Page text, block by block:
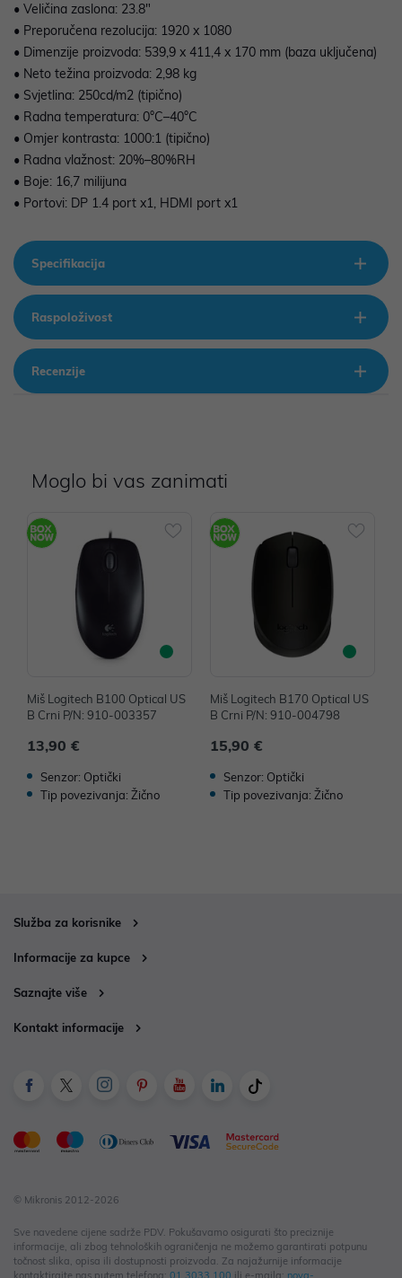
• Veličina zaslona: 23.8"
• Preporučena rezolucija: 1920 x 1080
• Dimenzije proizvoda: 539,9 x 411,4 x 170 mm (baza uključena)
• Neto težina proizvoda: 2,98 kg
• Svjetlina: 250cd/m2 (tipično)
• Radna temperatura: 0°C–40°C
• Omjer kontrasta: 1000:1 (tipično)
• Radna vlažnost: 20%–80%RH
• Boje: 16,7 milijuna
• Portovi: DP 1.4 port x1, HDMI port x1
Specifikacija
Raspoloživost
Recenzije
Moglo bi vas zanimati
Miš Logitech B100 Optical US
B Crni P/N: 910-003357
13,90 €
Senzor: Optički
Tip povezivanja: Žično
Miš Logitech B170 Optical US
B Crni P/N: 910-004798
15,90 €
Senzor: Optički
Tip povezivanja: Žično
Služba za korisnike
Informacije za kupce
Saznajte više
Kontakt informacije
© Mikronis 2012-2026
Sve navedene cijene sadrže PDV. Pokušavamo osigurati što preciznije
informacije, ali zbog tehnoloških ograničenja ne možemo garantirati potpunu
točnost slika, opisa ili dostupnosti proizvoda. Za najažurnije informacije